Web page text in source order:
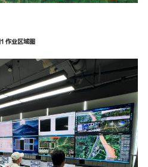
图1 作业区域图